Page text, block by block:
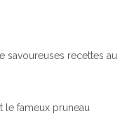
savoureuses recettes au
le fameux pruneau